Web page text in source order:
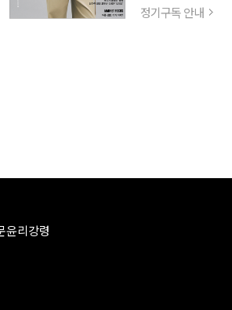
정기구독 안내
윤리강령